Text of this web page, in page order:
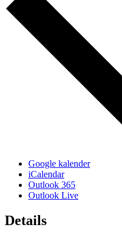
Google kalender
iCalendar
Outlook 365
Outlook Live
Details